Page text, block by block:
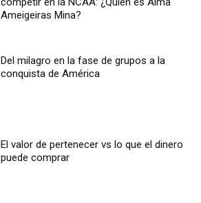
Ameigeiras Mina?
Del milagro en la fase de grupos a la
conquista de América
El valor de pertenecer vs lo que el dinero
puede comprar